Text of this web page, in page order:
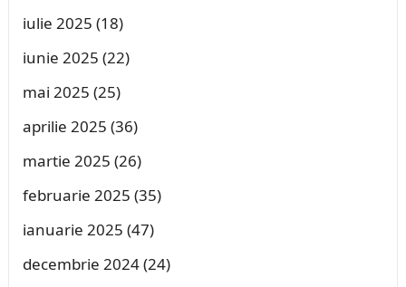
iulie 2025 (18)
iunie 2025 (22)
mai 2025 (25)
aprilie 2025 (36)
martie 2025 (26)
februarie 2025 (35)
ianuarie 2025 (47)
decembrie 2024(24)